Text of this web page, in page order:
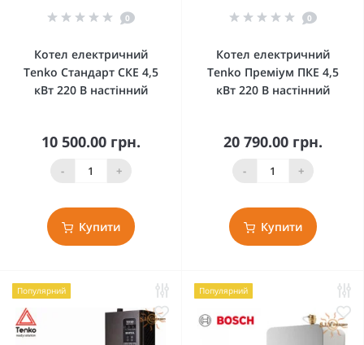
0
Котел електричний
Tenko Стандарт СКЕ 4,5
кВт 220 В настінний
10 500.00 грн.
- +
Купити
0
Котел електричний
Tenko Преміум ПКЕ 4,5
кВт 220 В настінний
20 790.00 грн.
- +
Купити
Популярний Популярний